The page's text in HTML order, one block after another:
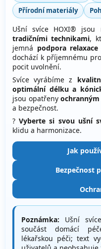
Přírodní materiály
Ušní svíce HOXI® jsou
tradičními technikami,
jemná podpora
dochází k příjemnému
pocit uvolnění.
Svíce vyrábíme z
optimální délku a
jsou opatřeny
a bezpečnost.
?Vyberte si svou ušní
klidu a harmonizace.
Jak
Bezpečnost
Poznámka: Ušní
součást domácí
lékařskou péči; text